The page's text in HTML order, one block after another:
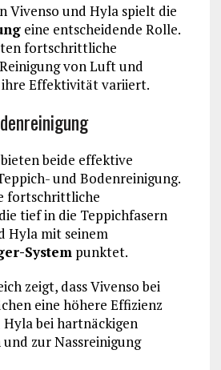
Vivenso und Hyla spielt die
eine entscheidende Rolle.
fortschrittliche
von Luft und
ihre Effektivität variiert.
beide effektive
und Bodenreinigung.
fortschrittliche
tief in die Teppichfasern
Hyla mit seinem
Systempunktet.
zeigt, dass Vivenso bei
eine höhere Effizienz
bei hartnäckigen
zur Nassreinigung